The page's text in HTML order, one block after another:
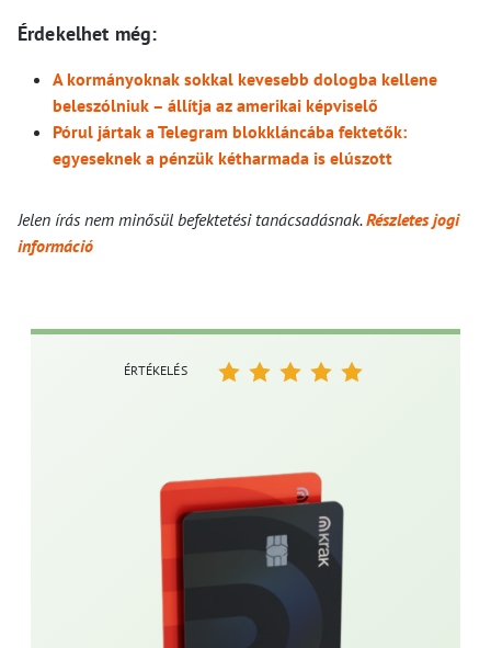
Érdekelhet még:
A kormányoknak sokkal kevesebb dologba kellene
beleszólniuk – állítja az amerikai képviselő
Pórul jártak a Telegram blokkláncába fektetők:
egyeseknek a pénzük kétharmada is elúszott
Jelen írás nem minősül befektetési tanácsadásnak.Részletes jogi
információ
ÉRTÉKELÉS